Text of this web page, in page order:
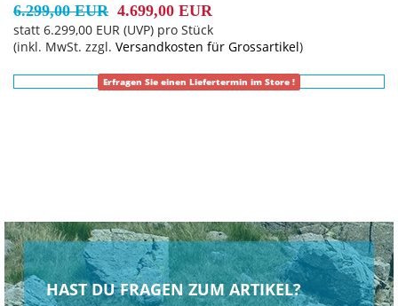
6.299,00 EUR 4.699,00 EUR
statt 6.299,00 EUR (UVP) pro Stück
(inkl. MwSt. zzgl. Versandkosten für Grossartikel)
Erfragen Sie einen Liefertermin im Store !
HAST DU FRAGEN ZUM ARTIKEL?